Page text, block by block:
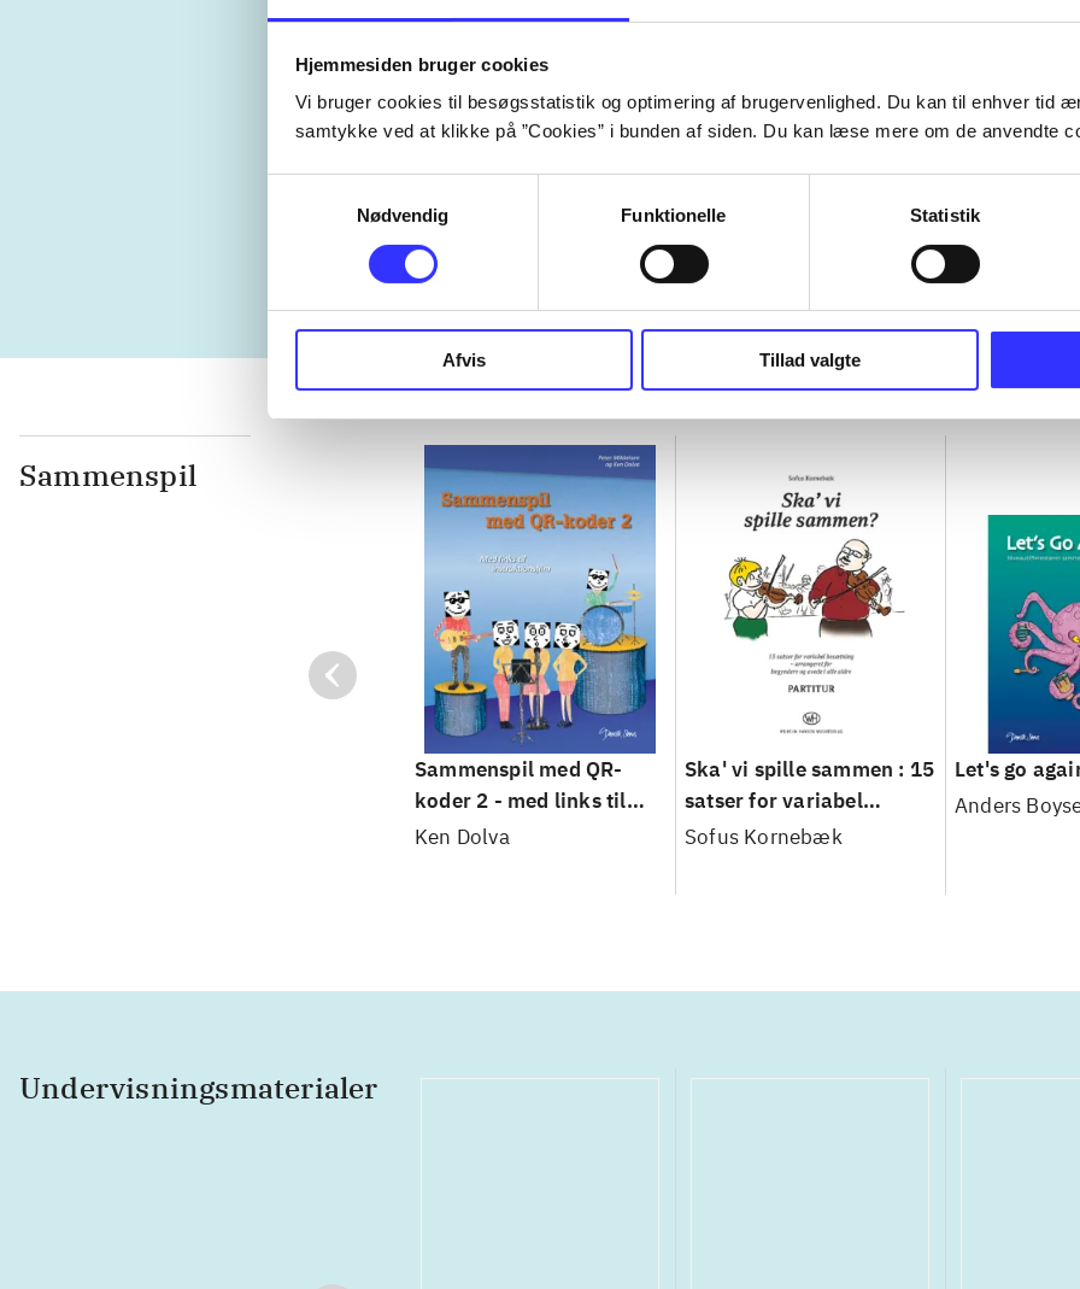
Hjemmesiden bruger cookies
Vi bruger cookies til besøgsstatistik og optimering af brugervenlighed. Du kan til enhver tid
samtykke ved at klikke på ”Cookies” i bunden af siden. Du kan læse mere om de anvendte
Nødvendig
Funktionelle Statistik
Afvis Tillad valgte
The funkmasters : the
great James Brown
1973
Allan Slutsky
Passport to play guitar -
volume 1 : learn the
way
Jens Franke
Bossa nova
essential
rhythms
Carlos Arana
Sammenspil
Sammenspil med QR-
koder 2 - med links til
instruktionsfilm
Ken Dolva
Ska' vi spille sammen : 15
satser for variabel
besætning - arrangeret
Sofus Kornebæk
Let's go
Anders
Undervisningsmaterialer